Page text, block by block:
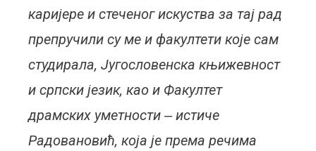
каријере и стеченог искуства за тај рад
препручили су ме и факултети које сам
студирала, Југословенска књижевност
и српски језик, као и Факултет
драмских уметности ‒ истиче
Радовановић, која је према речима